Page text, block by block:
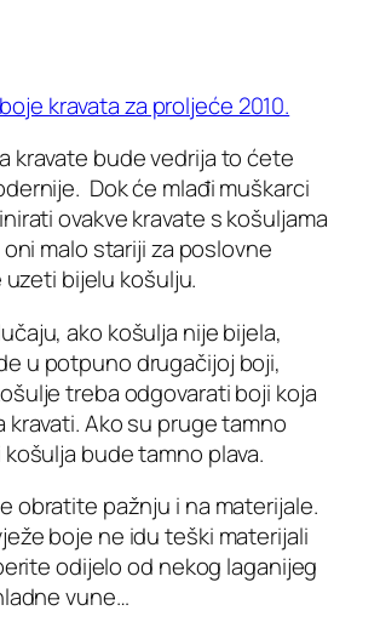
kravate bude vedrija to ćete
Dok će mlađi muškarci
ovakve kravate s košuljama
malo stariji za poslovne
uzeti bijelu košulju.
ako košulja nije bijela,
u potpuno drugačijoj boji,
treba odgovarati boji koja
kravati. Ako su pruge tamno
bude tamno plava.
obratite pažnju i na materijale.
boje ne idu teški materijali
odijelo od nekog laganijeg
vune…